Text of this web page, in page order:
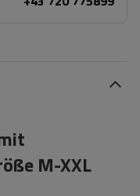
M-XXL